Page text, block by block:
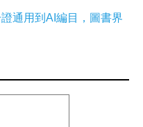
通用到AI編目，圖書界